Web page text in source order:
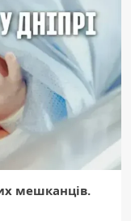
мешканців.